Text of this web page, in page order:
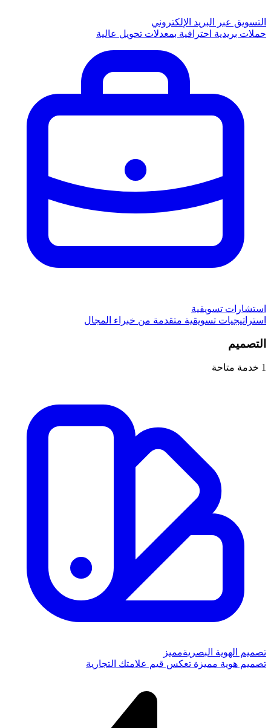
التسويق عبر البريد الإلكتروني
حملات بريدية احترافية بمعدلات تحويل عالية
استشارات تسويقية
استراتيجيات تسويقية متقدمة من خبراء المجال
التصميم
1 خدمة متاحة
تصميم الهوية البصريةمميز
تصميم هوية مميزة تعكس قيم علامتك التجارية